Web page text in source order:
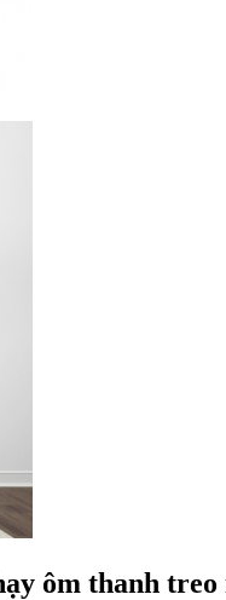
ôm thanh treo